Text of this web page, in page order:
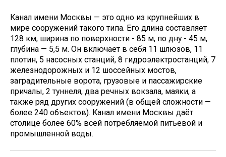
Канал имени Москвы — это одно из крупнейших в
мире сооружений такого типа. Его длина составляет
128 км, ширина по поверхности - 85 м, по дну - 45 м,
глубина — 5,5 м. Он включает в себя 11 шлюзов, 11
плотин, 5 насосных станций, 8 гидроэлектростанций, 7
железнодорожных и 12 шоссейных мостов,
заградительные ворота, грузовые и пассажирские
причалы, 2 туннеля, два речных вокзала, маяки, а
также ряд других сооружений (в общей сложности —
более 240 объектов). Канал имени Москвы даёт
столице более 60% всей потребляемой питьевой и
промышленной воды.